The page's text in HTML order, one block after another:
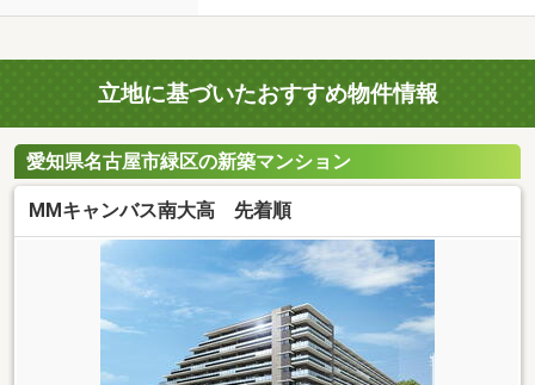
立地に基づいたおすすめ物件情報
愛知県名古屋市緑区の新築マンション
MMキャンバス南大高 先着順